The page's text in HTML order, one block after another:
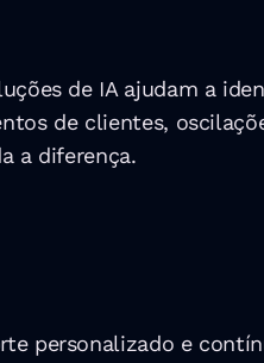
de IA ajudam a
de clientes,
a diferença.
personalizado e